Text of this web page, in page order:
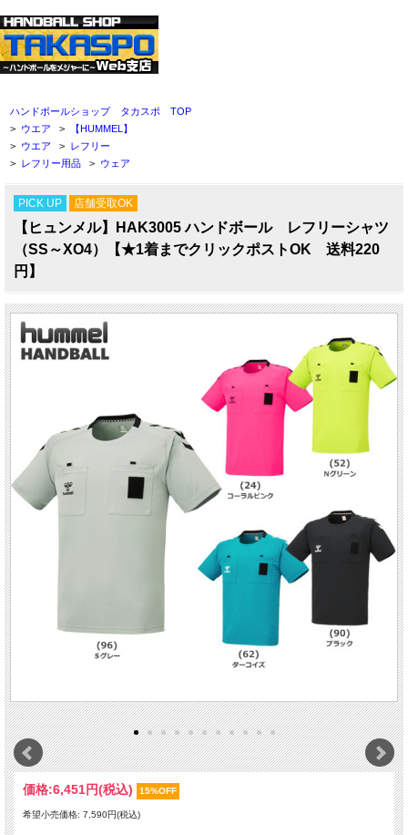
ハンドボールショップ タカスポ TOP
> ウエア > 【HUMMEL】
> ウエア > レフリー
> レフリー用品 > ウェア
PICK UP 店舗受取OK
【ヒュンメル】HAK3005 ハンドボール レフリーシャツ
（SS～XO4）【★1着までクリックポストOK 送料220
円】
価格:6,451円(税込) 15%OFF
希望小売価格: 7,590円(税込)